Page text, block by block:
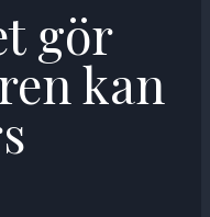
gör
kan